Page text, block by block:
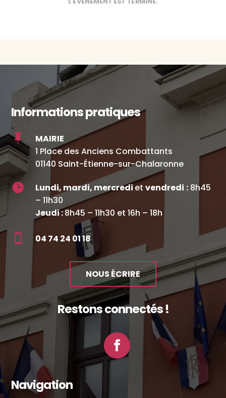
Informations pratiques

MAIRIE
1 Place des Anciens Combattants
01140 Saint-Étienne-sur-Chalaronne
 Lundi, mardi, mercrediet vendredi :8h45
– 11h30
Jeudi :8h45 – 11h30 et 16h – 18h
 04 74 24 01 18
NOUS ÉCRIRE
Restons connectés !
Facebook
Navigation